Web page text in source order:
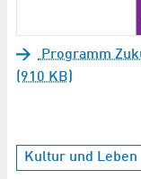
Programm
(910 KB)
Kultur und Leben